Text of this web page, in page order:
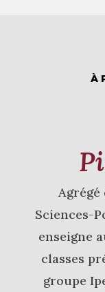
À
Sciences-
enseigne
classes
groupe